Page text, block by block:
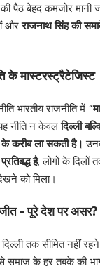
पैठ बेहद कमजोर मानी
औरराजनाथ सिंह की
के मास्टरस्ट्रैटेजिस्ट
भारतीय राजनीति में
नीति न केवलदिल्ली
के करीब ला सकती है।
है, लोगों के दिलों
को मिला।
– पूरे देश पर असर?
तक सीमित नहीं
समाज के हर तबके की